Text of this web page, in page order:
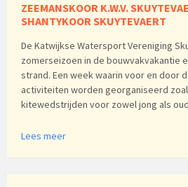
ZEEMANSKOOR K.W.V.
SHANTYKOOR SKUYTEVAERT
De Katwijkse Watersport Vereniging
zomerseizoen in de bouwvakvakantie
strand. Een week waarin voor en door
activiteiten worden georganiseerd
kitewedstrijden voor zowel jong als
Lees meer